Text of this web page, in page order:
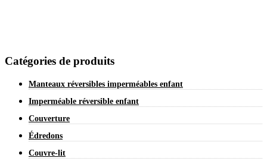
Catégories de produits
Manteaux réversibles imperméables enfant
Imperméable réversible enfant
Couverture
Édredons
Couvre-lit